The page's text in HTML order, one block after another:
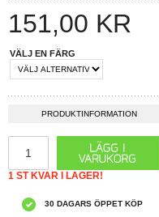
151,00 KR
VÄLJ EN FÄRG
PRODUKTINFORMATION
1 ST KVAR I LAGER!
30 DAGARS ÖPPET KÖP